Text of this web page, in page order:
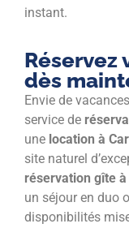
instant.
Réservez
dès
Envie de
service de
une location à
site naturel
réservation gîte à
un séjour en duo
disponibilités